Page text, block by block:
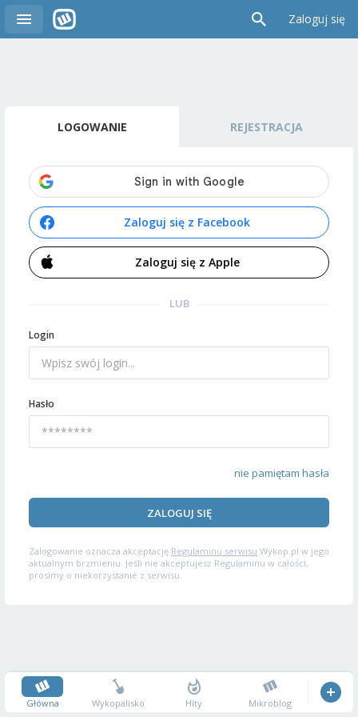
Zaloguj się
LOGOWANIE REJESTRACJA
Zaloguj się z Facebook
Zaloguj się z Apple
LUB
Login
Hasło
nie pamiętam hasła
ZALOGUJ SIĘ
Zalogowanie oznacza akceptację Regulaminu serwisu Wykop.pl w jego
aktualnym brzmieniu. Jeśli nie akceptujesz Regulaminu w całości,
prosimy o niekorzystanie z serwisu.
Główna Wykopalisko Hity Mikroblog